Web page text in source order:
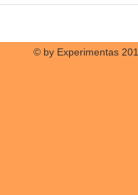
© by Experimentas